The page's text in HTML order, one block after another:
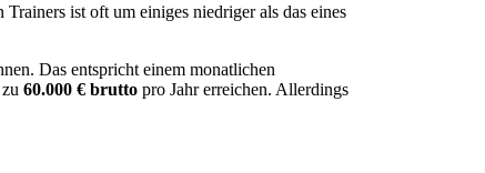
ist oft um einiges niedriger als das eines
Das entspricht einem monatlichen
60.000 € brutto pro Jahr erreichen. Allerdings